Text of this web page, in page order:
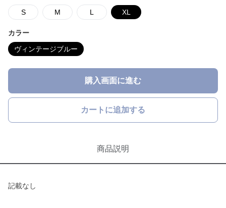
S M L XL
カラー
ヴィンテージブルー
購入画面に進む
カートに追加する
商品説明
記載なし